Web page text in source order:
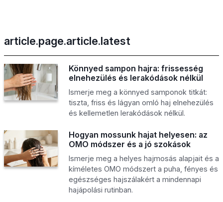
article.page.article.latest
Könnyed sampon hajra: frissesség
elnehezülés és lerakódások nélkül
Ismerje meg a könnyed samponok titkát:
tiszta, friss és lágyan omló haj elnehezülés
és kellemetlen lerakódások nélkül.
Hogyan mossunk hajat helyesen: az
OMO módszer és a jó szokások
Ismerje meg a helyes hajmosás alapjait és a
kíméletes OMO módszert a puha, fényes és
egészséges hajszálakért a mindennapi
hajápolási rutinban.